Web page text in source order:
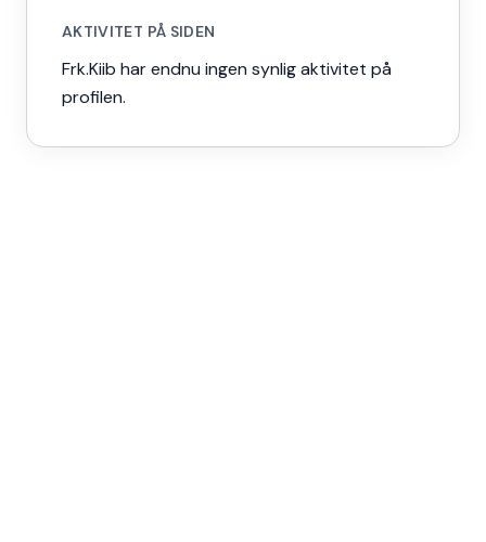
AKTIVITET PÅ SIDEN
Frk.Kiib har endnu ingen synlig aktivitet på
profilen.